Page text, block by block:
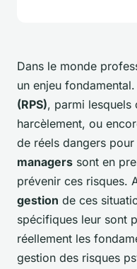
Dans le monde
un enjeu
(RPS), parmi lesquels
harcèlement, ou
de réels dangers
managers sont en
prévenir ces risques.
gestion de ces
spécifiques leur sont
réellement les
gestion des risques